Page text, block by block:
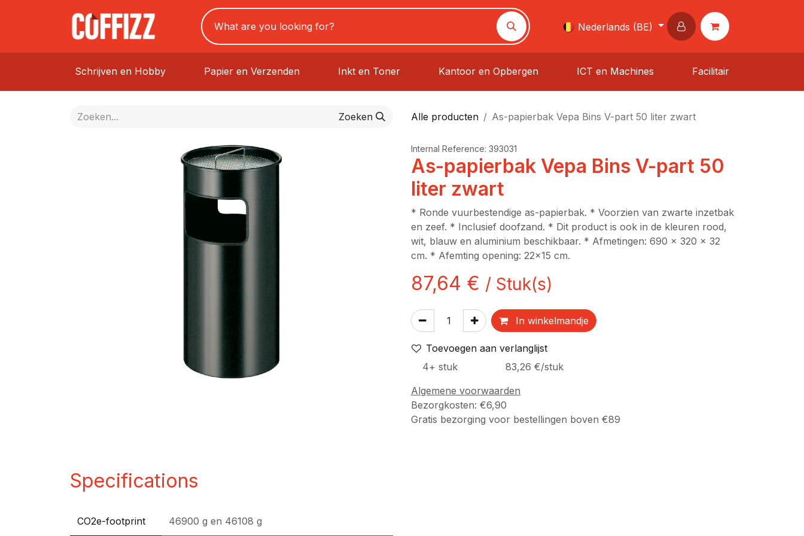
Nederlands (BE)
Schrijven en Hobby Papier en Verzenden Inkt en Toner Kantoor en Opbergen ICT en Machines Facilitair
Zoeken Alle producten As-papierbak Vepa Bins V-part 50 liter zwart
Internal Reference: 393031
As-papierbak Vepa Bins V-part 50
liter zwart
* Ronde vuurbestendige as-papierbak. * Voorzien van zwarte inzetbak
en zeef. * Inclusief doofzand. * Dit product is ook in de kleuren rood,
wit, blauw en aluminium beschikbaar. * Afmetingen: 690 x 320 x 32
cm. * Afemting opening: 22x15 cm.
87,64 € / Stuk(s)
In winkelmandje
Toevoegen aan verlanglijst
4+ stuk 83,26 €/stuk
Algemene voorwaarden
Bezorgkosten: €6,90
Gratis bezorging voor bestellingen boven €89
Specifications
CO2e-footprint 46900 g en 46108 g